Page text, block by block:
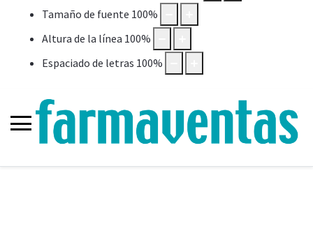
Tamaño de fuente 100%
Altura de la línea 100%
Espaciado de letras 100%